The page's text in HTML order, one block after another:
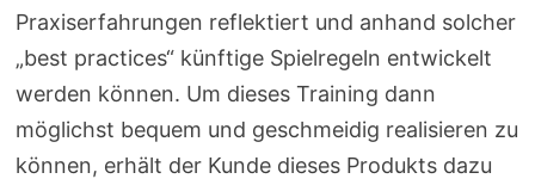
Praxiserfahrungen reflektiert und anhand solcher
„best practices“ künftige Spielregeln entwickelt
werden können. Um dieses Training dann
möglichst bequem und geschmeidig realisieren zu
können, erhält der Kunde dieses Produkts dazu